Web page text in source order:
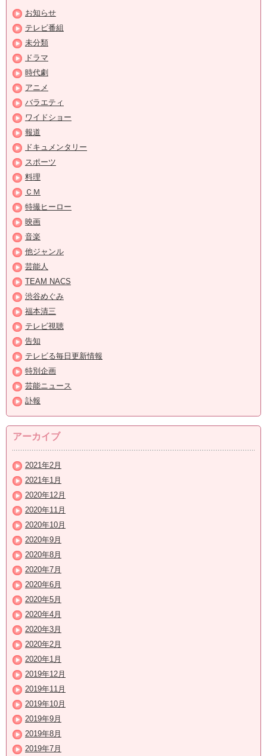
お知らせ
テレビ番組
未分類
ドラマ
時代劇
アニメ
バラエティ
ワイドショー
報道
ドキュメンタリー
スポーツ
料理
ＣＭ
特撮ヒーロー
映画
音楽
他ジャンル
芸能人
TEAM NACS
渋谷めぐみ
福本清三
テレビ視聴
告知
テレビる毎日更新情報
特別企画
芸能ニュース
訃報
アーカイブ
2021年2月
2021年1月
2020年12月
2020年11月
2020年10月
2020年9月
2020年8月
2020年7月
2020年6月
2020年5月
2020年4月
2020年3月
2020年2月
2020年1月
2019年12月
2019年11月
2019年10月
2019年9月
2019年8月
2019年7月